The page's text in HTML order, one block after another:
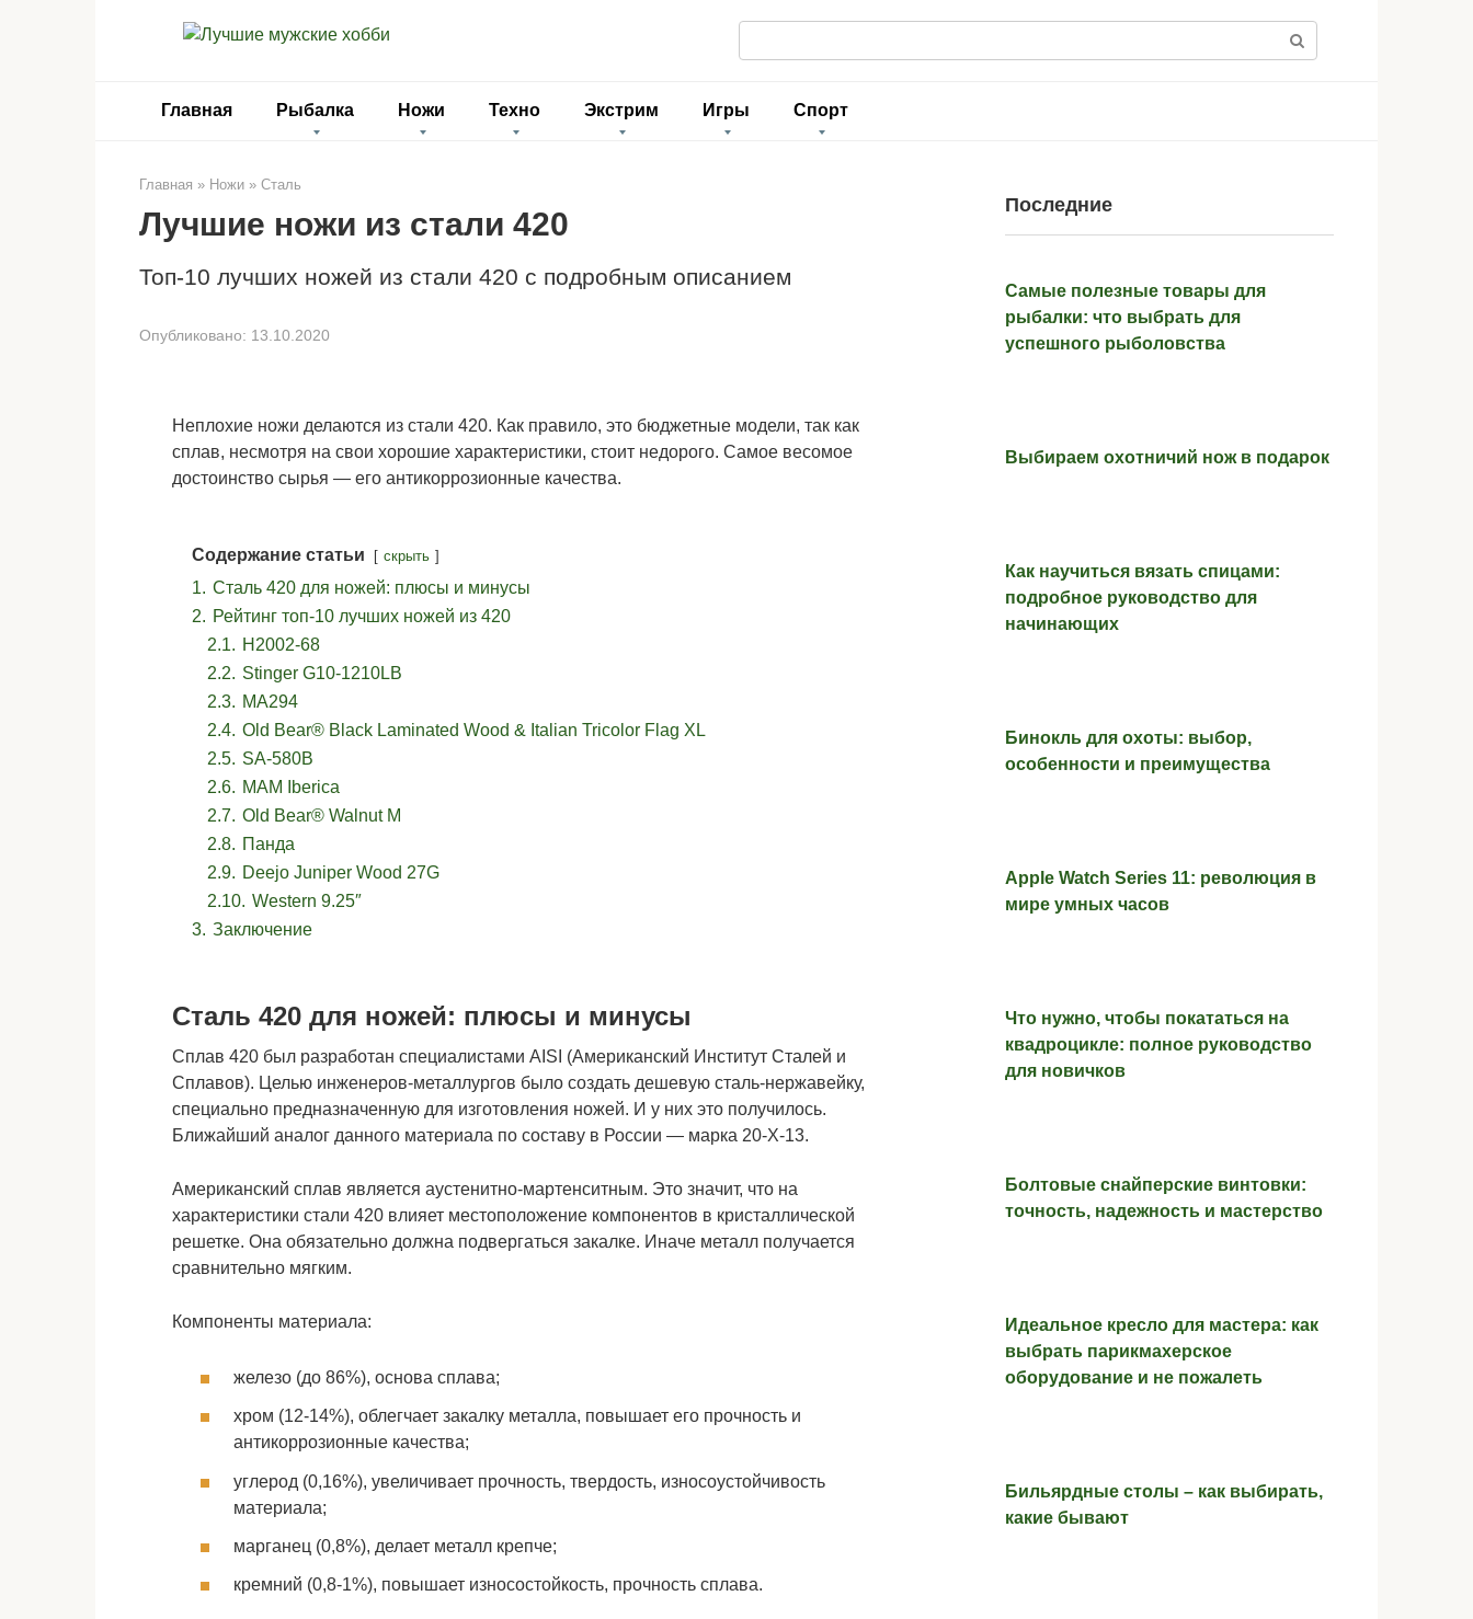
о
с
Главная Рыбалка Ножи Техно Экстрим Игры Спорт
Главная » Ножи » Сталь
Лучшие ножи из стали 420
Топ-10 лучших ножей из стали 420 с подробным описанием
Опубликовано: 13.10.2020
Неплохие ножи делаются из стали 420. Как правило, это бюджетные модели, так как
сплав, несмотря на свои хорошие характеристики, стоит недорого. Самое весомое
достоинство сырья — его антикоррозионные качества.
Содержание статьи скрыть
1. Сталь 420 для ножей: плюсы и минусы
2. Рейтинг топ-10 лучших ножей из 420
2.1. H2002-68
2.2. Stinger G10-1210LB
2.3. MA294
2.4. Old Bear® Black Laminated Wood & Italian Tricolor Flag XL
2.5. SA-580B
2.6. MAM Iberica
2.7. Old Bear® Walnut M
2.8. Панда
2.9. Deejo Juniper Wood 27G
2.10. Western 9.25″
3. Заключение
Сталь 420 для ножей: плюсы и минусы
Сплав 420 был разработан специалистами AISI (Американский Институт Сталей и
Сплавов). Целью инженеров-металлургов было создать дешевую сталь-нержавейку,
специально предназначенную для изготовления ножей. И у них это получилось.
Ближайший аналог данного материала по составу в России — марка 20-Х-13.
Американский сплав является аустенитно-мартенситным. Это значит, что на
характеристики стали 420 влияет местоположение компонентов в кристаллической
решетке. Она обязательно должна подвергаться закалке. Иначе металл получается
сравнительно мягким.
Компоненты материала:
железо (до 86%), основа сплава;
хром (12-14%), облегчает закалку металла, повышает его прочность и
антикоррозионные качества;
углерод (0,16%), увеличивает прочность, твердость, износоустойчивость
материала;
марганец (0,8%), делает металл крепче;
кремний (0,8-1%), повышает износостойкость, прочность сплава.
Последние
Самые полезные товары для
рыбалки: что выбрать для
успешного рыболовства
Выбираем охотничий нож в подарок
Как научиться вязать спицами:
подробное руководство для
начинающих
Бинокль для охоты: выбор,
особенности и преимущества
Apple Watch Series 11: революция в
мире умных часов
Что нужно, чтобы покататься на
квадроцикле: полное руководство
для новичков
Болтовые снайперские винтовки:
точность, надежность и мастерство
Идеальное кресло для мастера: как
выбрать парикмахерское
оборудование и не пожалеть
Бильярдные столы – как выбирать,
какие бывают